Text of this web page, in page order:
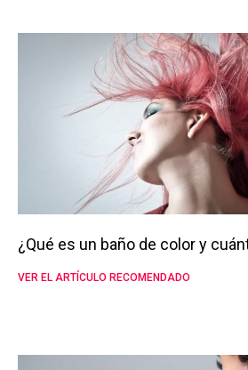
¿Qué es un baño de color y
VER EL ARTÍCULO RECOMENDADO